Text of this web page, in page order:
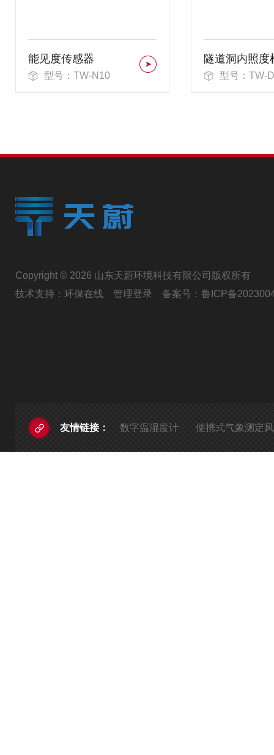
能见度传感器
型号：TW-N10
隧道洞内照度
型号：TW-
Copyright © 2026 山东天蔚环境科技有限公司版权所有
技术支持： 环保在线 管理登录 备案号： 鲁ICP备
友情链接： 数字温湿度计 便携式气象测定